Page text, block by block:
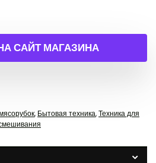
САЙТ МАГАЗИНА
, Бытовая техника,Техника для